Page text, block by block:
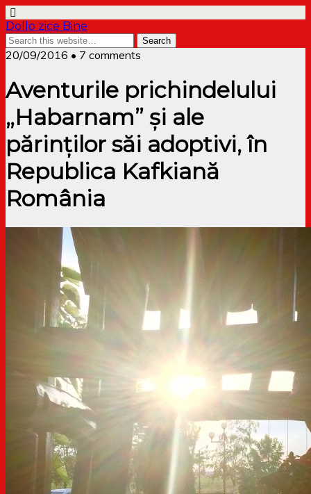
Dollo zice Bine
20/09/2016 • 7 comments
Aventurile prichindelului
„Habarnam” și ale
părinților săi adoptivi, în
Republica Kafkiană
România